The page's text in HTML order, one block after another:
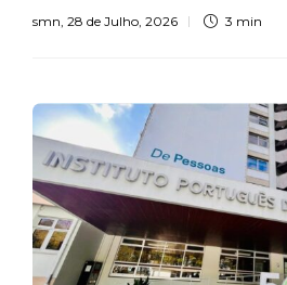
smn, 28 de Julho, 2026 3 min